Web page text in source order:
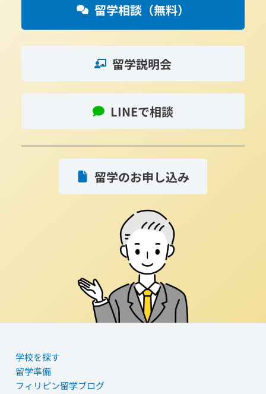
留学相談（無料）
留学説明会
LINEで相談
留学のお申し込み
学校を探す
留学準備
フィリピン留学ブログ